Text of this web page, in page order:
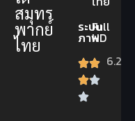
สมุทร
พากย์
ไทย
ระบบ
ภาพ
Full
HD
6.2